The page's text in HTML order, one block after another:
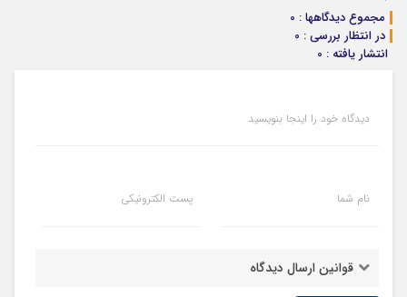
مجموع دیدگاهها : 0
در انتظار بررسی : 0
انتشار یافته : 0
دیدگاه خود را اینجا بنویسید
نام شما پست الکترونیکی
قوانین ارسال دیدگاه